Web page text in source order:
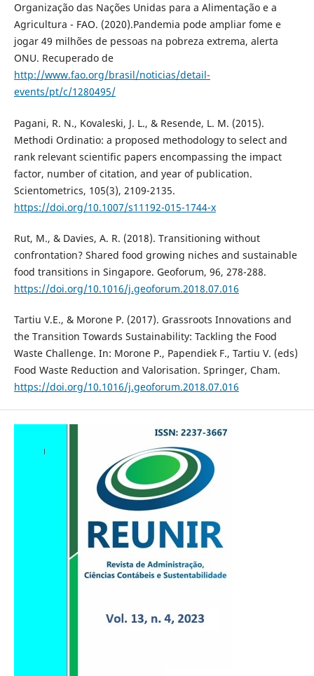
Organização das Nações Unidas para a Alimentação e a
Agricultura - FAO. (2020).Pandemia pode ampliar fome e
jogar 49 milhões de pessoas na pobreza extrema, alerta
ONU. Recuperado de
http://www.fao.org/brasil/noticias/detail-
events/pt/c/1280495/
Pagani, R. N., Kovaleski, J. L., & Resende, L. M. (2015).
Methodi Ordinatio: a proposed methodology to select and
rank relevant scientific papers encompassing the impact
factor, number of citation, and year of publication.
Scientometrics, 105(3), 2109-2135.
https://doi.org/10.1007/s11192-015-1744-x
Rut, M., & Davies, A. R. (2018). Transitioning without
confrontation? Shared food growing niches and sustainable
food transitions in Singapore. Geoforum, 96, 278-288.
https://doi.org/10.1016/j.geoforum.2018.07.016
Tartiu V.E., & Morone P. (2017). Grassroots Innovations and
the Transition Towards Sustainability: Tackling the Food
Waste Challenge. In: Morone P., Papendiek F., Tartiu V. (eds)
Food Waste Reduction and Valorisation. Springer, Cham.
https://doi.org/10.1016/j.geoforum.2018.07.016